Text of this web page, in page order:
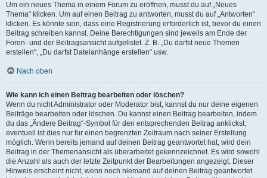
Um ein neues Thema in einem Forum zu eröffnen, musst du auf „Neues
Thema“ klicken. Um auf einen Beitrag zu antworten, musst du auf „Antworten“
klicken. Es könnte sein, dass eine Registrierung erforderlich ist, bevor du einen
Beitrag schreiben kannst. Deine Berechtigungen sind jeweils am Ende der
Foren- und der Beitragsansicht aufgelistet. Z. B. „Du darfst neue Themen
erstellen“, „Du darfst Dateianhänge erstellen“ usw.
Nach oben
Wie kann ich einen Beitrag bearbeiten oder löschen?
Wenn du nicht Administrator oder Moderator bist, kannst du nur deine eigenen
Beiträge bearbeiten oder löschen. Du kannst einen Beitrag bearbeiten, indem
du das „Ändere Beitrag“-Symbol für den entsprechenden Beitrag anklickst;
eventuell ist dies nur für einen begrenzten Zeitraum nach seiner Erstellung
möglich. Wenn bereits jemand auf deinen Beitrag geantwortet hat, wird dein
Beitrag in der Themenansicht als überarbeitet gekennzeichnet. Es wird sowohl
die Anzahl als auch der letzte Zeitpunkt der Bearbeitungen angezeigt. Dieser
Hinweis erscheint nicht, wenn noch niemand auf deinen Beitrag geantwortet